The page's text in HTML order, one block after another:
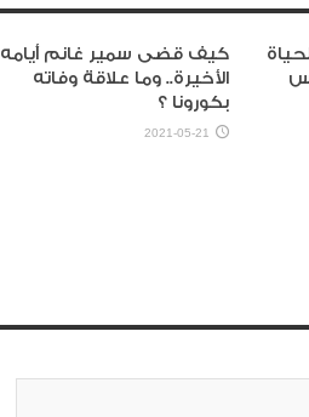
كيف قضى سمير غانم أيامه
الأخيرة.. وما علاقة وفاته
بكورونا ؟
2021-05-21